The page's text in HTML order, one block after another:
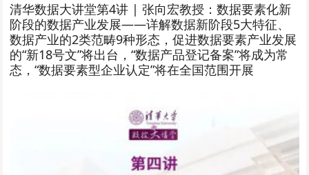
清华数据大讲堂第4讲 | 张向宏教授：数据要素化新
阶段的数据产业发展——详解数据新阶段5大特征、
数据产业的2类范畴9种形态，促进数据要素产业发展
的“新18号文”将出台，“数据产品登记备案”将成为常
态，“数据要素型企业认定”将在全国范围开展